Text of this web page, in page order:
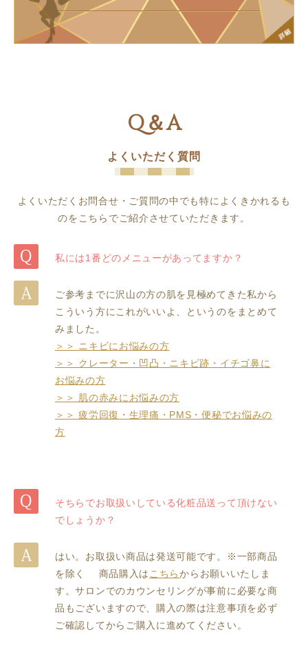
Q＆A
よくいただく質問
よくいただくお問合せ・ご質問の中でも特によくきかれるも
のをこちらでご紹介させていただきます。
私には1番どのメニューがあってますか？
ご参考までに沢山の方の肌を見極めてきた私から
こういう方にこれがいいよ、というのをまとめて
みました。
＞＞ ニキビにお悩みの方
＞＞ クレーター・凹凸・ニキビ跡・イチゴ鼻に
お悩みの方
＞＞ 肌の赤みにお悩みの方
＞＞ 疲労回復・生理痛・PMS・便秘でお悩みの
方
そちらでお取扱いしている化粧品送って頂けない
でしょうか？
はい。お取扱い商品は発送可能です。※一部商品
を除く 商品購入はこちらからお願いいたしま
す。サロンでのカウンセリングが事前に必要な商
品もございますので、購入の際は注意事項を必ず
ご確認してからご購入に進めてください。